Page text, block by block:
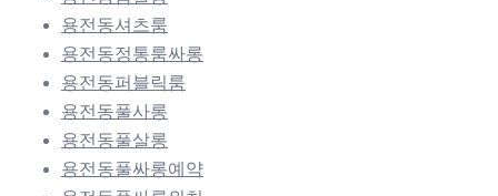
용전동셔츠룸
용전동정통룸싸롱
용전동퍼블릭룸
용전동풀사롱
용전동풀살롱
용전동풀싸롱예약